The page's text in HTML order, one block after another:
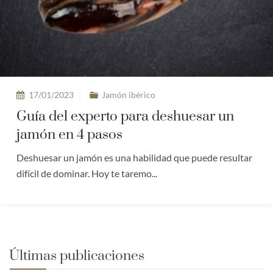
17/01/2023 Jamón ibérico
Guía del experto para deshuesar un
jamón en 4 pasos
Deshuesar un jamón es una habilidad que puede resultar
difícil de dominar. Hoy te taremo...
Últimas publicaciones